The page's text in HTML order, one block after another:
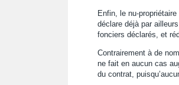
Enfin, le nu-
déclare déjà par
fonciers déclarés, et
Contrairement à de
ne fait en aucun cas
du contrat,